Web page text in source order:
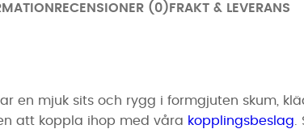
RECENSIONER (0) FRAKT & LEVERANS
en mjuk sits och rygg i formgjuten skum,
att koppla ihop med våra kopplingsbeslag